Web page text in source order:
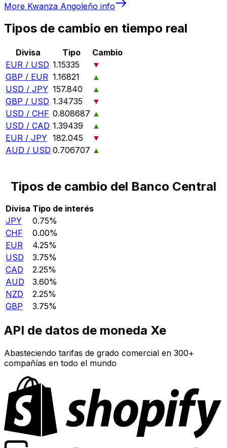
More Kwanza Angoleño info
Tipos de cambio en tiempo real
Divisa Tipo
Cambio
EUR / USD 1.15335
▼
GBP / EUR 1.16821
▲
USD / JPY 157.840
▲
GBP / USD 1.34735
▼
USD / CHF 0.808687 ▲
USD / CAD 1.39439
▲
EUR / JPY 182.045
▼
AUD / USD 0.706707 ▲
Tipos de cambio del Banco Central
Divisa Tipo de interés
JPY
0.75%
CHF
0.00%
EUR
4.25%
USD
3.75%
CAD
2.25%
AUD
3.60%
NZD
2.25%
GBP
3.75%
API de datos de moneda Xe
Abasteciendo tarifas de grado comercial en 300+
compañías en todo el mundo